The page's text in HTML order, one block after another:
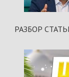
РАЗБОР